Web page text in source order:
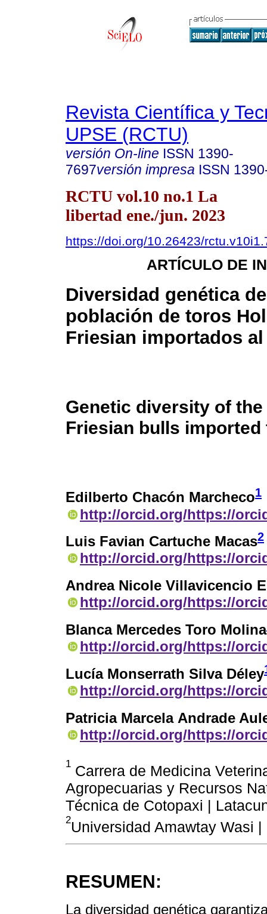
Revista Científica y
UPSE (RCTU)
versión On-line ISSN 1390-
7697versión impresa ISSN
RCTU vol.10 no.1 La
libertad ene./jun. 2023
https://doi.org/10.26423/
ARTÍCULO DE
Diversidad genética
población de toros
Friesian importados
Genetic diversity of
Friesian bulls imported
Edilberto Chacón Marcheco1
http://orcid.org/https://
Luis Favian Cartuche Macas2
http://orcid.org/https://
Andrea Nicole Villavicencio
http://orcid.org/https://
Blanca Mercedes Toro Molina
http://orcid.org/https://
Lucía Monserrath Silva Déley
http://orcid.org/https://
Patricia Marcela Andrade
http://orcid.org/https://
1 Carrera de Medicina
Agropecuarias y Recursos
Técnica de Cotopaxi |
2Universidad Amawtay Wasi
RESUMEN:
La diversidad genética